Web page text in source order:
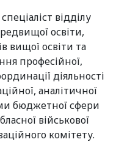
відділу
освіти,
вищої освіти та
професійної,
діяльності
аналітичної
бюджетної сфери
військової
комітету.